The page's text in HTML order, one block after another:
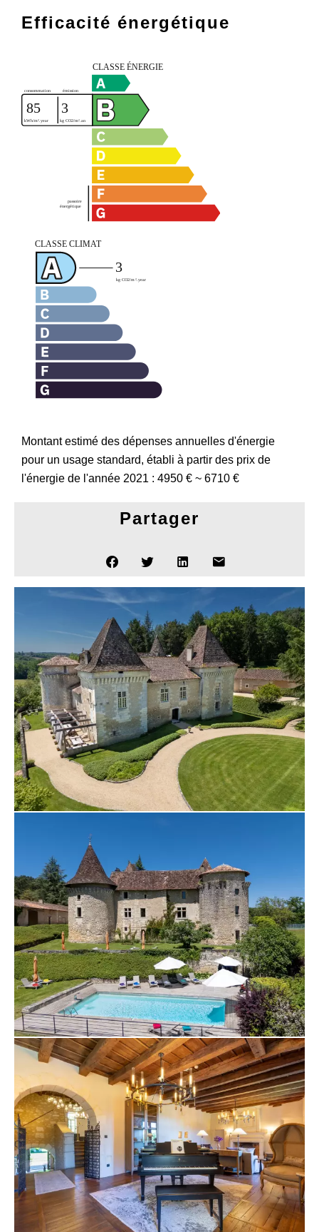
Efficacité énergétique
Montant estimé des dépenses annuelles d'énergie
pour un usage standard, établi à partir des prix de
l'énergie de l'année 2021 : 4950 € ~ 6710 €
Partager